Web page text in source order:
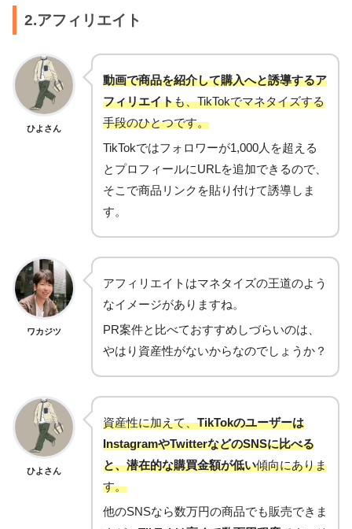
2.アフィリエイト
ひよさん
動画で商品を紹介して購入へと誘導するア
フィリエイトも、TikTokでマネタイズする
手段のひとつです。
TikTokではフォロワーが1,000人を超える
とプロフィールにURLを追加できるので、
そこで商品リンクを貼り付けて誘導しま
す。
ワカジツ
アフィリエイトはマネタイズの王道のよう
なイメージがありますね。
PR案件と比べておすすめしづらいのは、
やはり資産性がないからなのでしょうか？
ひよさん
資産性に加えて、TikTokのユーザーは
InstagramやTwitterなどのSNSに比べる
と、潜在的な購買金額が低い傾向にありま
す。
他のSNSなら数万円の商品でも販売できま